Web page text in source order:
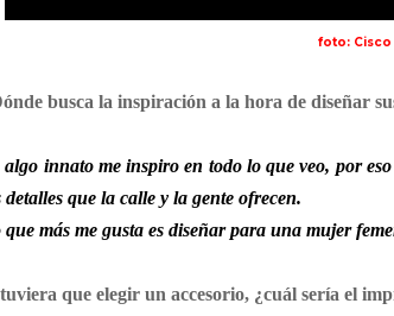
foto:
busca la inspiración a la hora de diseñar
algo innato me inspiro en todo lo que veo, por
detalles que la calle y la gente ofrecen.
que más me gusta es diseñar para una mujer
que elegir un accesorio, ¿cuál sería el